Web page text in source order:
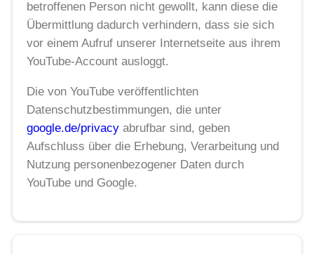
betroffenen Person nicht gewollt, kann diese die
Übermittlung dadurch verhindern, dass sie sich
vor einem Aufruf unserer Internetseite aus ihrem
YouTube-Account ausloggt.
Die von YouTube veröffentlichten
Datenschutzbestimmungen, die unter
google.de/privacy abrufbar sind, geben
Aufschluss über die Erhebung, Verarbeitung und
Nutzung personenbezogener Daten durch
YouTube und Google.